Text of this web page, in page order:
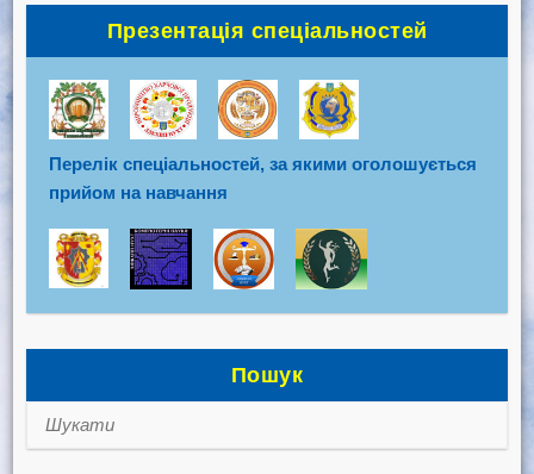
Презентація спеціальностей
Перелік спеціальностей, за якими оголошується
прийом на навчання
Пошук
Шукати